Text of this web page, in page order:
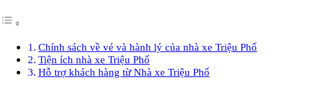
Chính sách về vé và hành lý của nhà xe Triệu Phố
Tiện ích nhà xe Triệu Phố
Hỗ trợ khách hàng từ Nhà xe Triệu Phố